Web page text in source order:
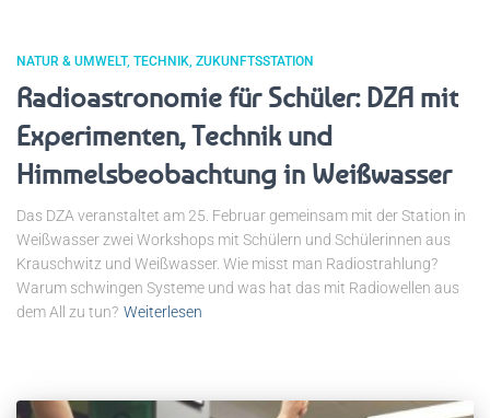
NATUR & UMWELT TECHNIK ZUKUNFTSSTATION
Radioastronomie für Schüler: DZA mit
Experimenten, Technik und
Himmelsbeobachtung in Weißwasser
Das DZA veranstaltet am 25. Februar gemeinsam mit der Station in
Weißwasser zwei Workshops mit Schülern und Schülerinnen aus
Krauschwitz und Weißwasser. Wie misst man Radiostrahlung?
Warum schwingen Systeme und was hat das mit Radiowellen aus
dem All zu tun? Weiterlesen